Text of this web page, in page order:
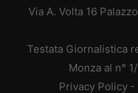
Via A. Volta 16
Testata Giornalistica
Monza al n°
Privacy Policy-